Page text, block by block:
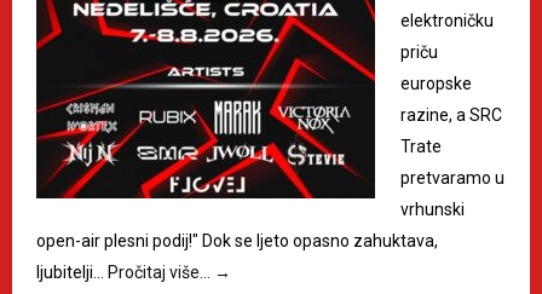
elektroničku
priču
europske
razine, a SRC
Trate
pretvaramo u
vrhunski
open-air plesni podij!" Dok se ljeto opasno zahuktava,
ljubitelji…
Pročitaj više… →